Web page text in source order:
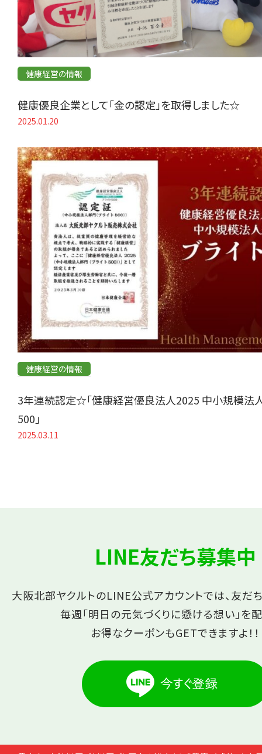
健康経営の情報
健康優良企業として「金の認定」を取得しました☆
2025.01.20
健康経営の情報
3年連続認定☆「健康経営優良法人2025 中小規模法
500」
2025.03.11
LINE友だち募集中
大阪北部ヤクルトのLINE公式アカウントでは、友だ
毎週「明日の元気づくりに懸ける想い」を
お得なクーポンもGETできますよ！！